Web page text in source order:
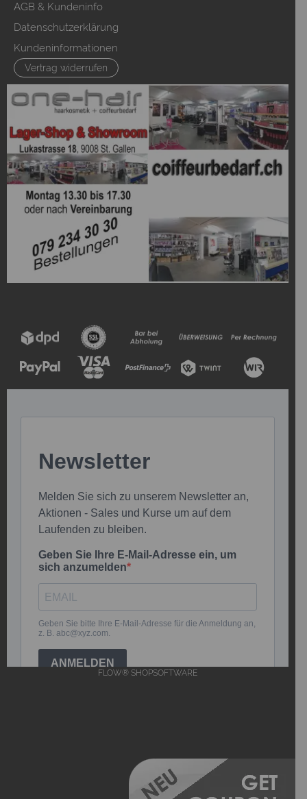
AGB & Kundeninfo
Datenschutzerklärung
Kundeninformationen
Vertrag widerrufen
FLOW® SHOPSOFTWARE